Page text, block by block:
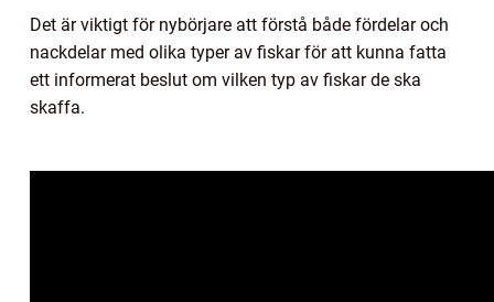
Det är viktigt för nybörjare att förstå både fördelar och
nackdelar med olika typer av fiskar för att kunna fatta
ett informerat beslut om vilken typ av fiskar de ska
skaffa.